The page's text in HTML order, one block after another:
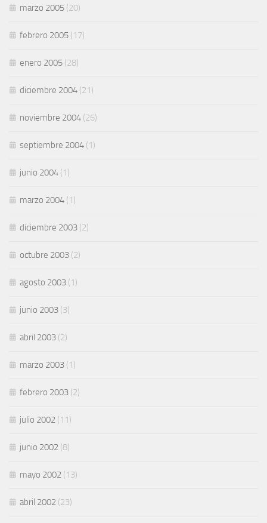
marzo 2005 (20)
febrero 2005 (17)
enero 2005 (28)
diciembre 2004 (21)
noviembre 2004 (26)
septiembre 2004 (1)
junio 2004 (1)
marzo 2004 (1)
diciembre 2003 (2)
octubre 2003 (2)
agosto 2003 (1)
junio 2003 (3)
abril 2003 (2)
marzo 2003 (1)
febrero 2003 (2)
julio 2002 (11)
junio 2002 (8)
mayo 2002 (13)
abril 2002 (23)